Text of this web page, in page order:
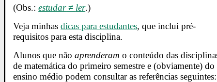
(Obs.:estudar≠ ler.)
Veja minhasdicas para estudantes, que inclui pré-
requisitos para esta disciplina.
Alunos que nãoaprenderam o conteúdo das
de matemática do primeiro semestre e (obviamente) do
ensino médio podem consultar as referências seguintes: